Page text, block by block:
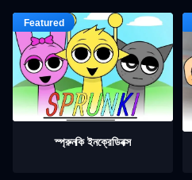
স্প্রুনকি ইনক্রেডিবক্স